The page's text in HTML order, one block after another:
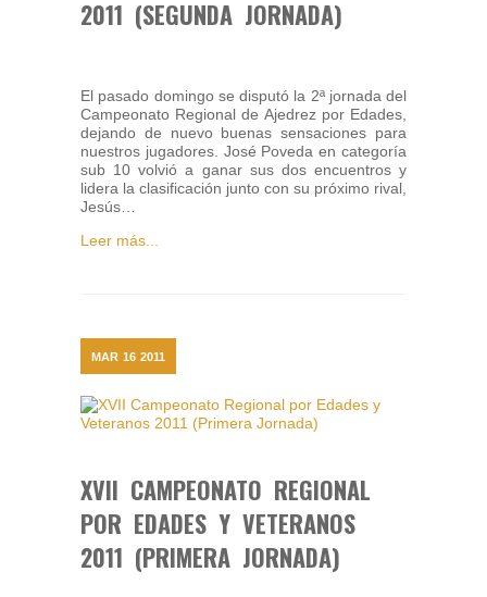
2011 (SEGUNDA JORNADA)
El pasado domingo se disputó la 2ª jornada del
Campeonato Regional de Ajedrez por Edades,
dejando de nuevo buenas sensaciones para
nuestros jugadores. José Poveda en categoría
sub 10 volvió a ganar sus dos encuentros y
lidera la clasificación junto con su próximo rival,
Jesús…
Leer más...
MAR 16 2011
XVII CAMPEONATO REGIONAL
POR EDADES Y VETERANOS
2011 (PRIMERA JORNADA)